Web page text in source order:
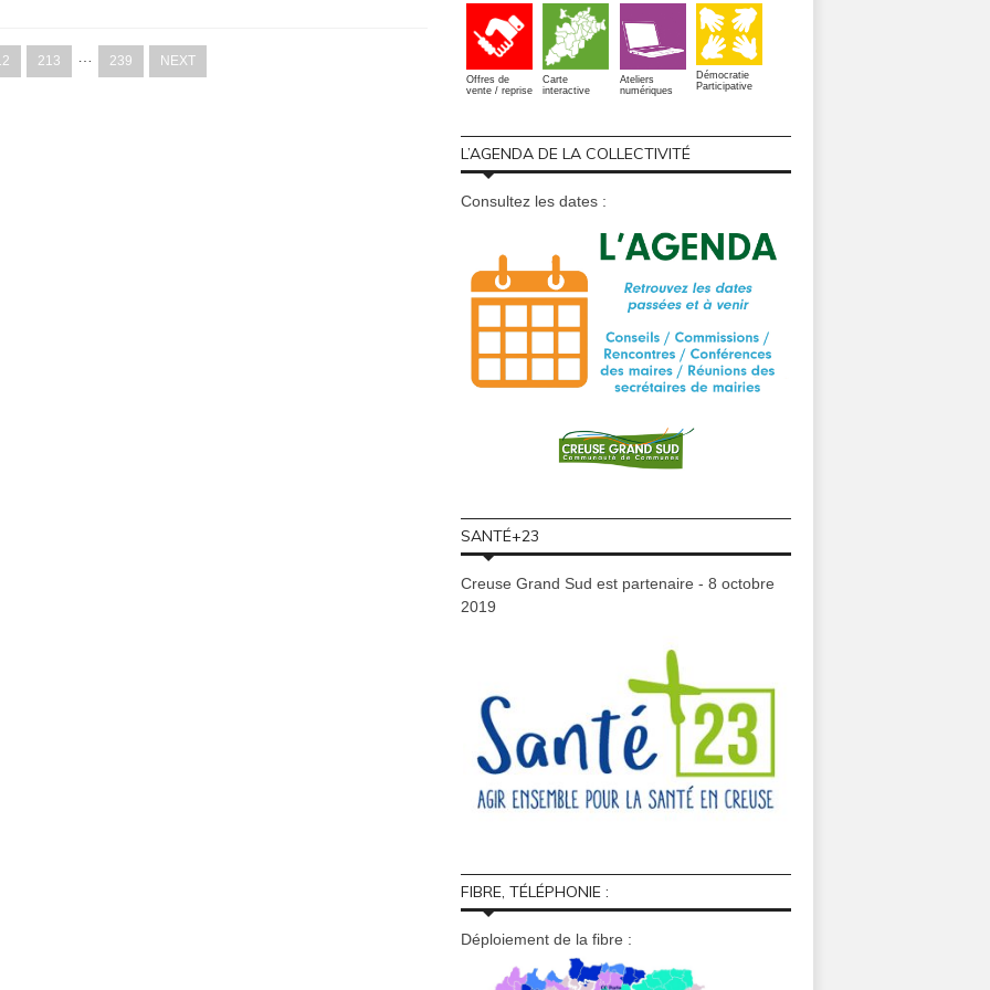
213 … 239 NEXT
Offres de
vente / reprise
Carte
interactive
Ateliers
numériques
Démocratie
Participative
L’AGENDA DE LA COLLECTIVITÉ
Consultez les dates :
SANTÉ+23
Creuse Grand Sud est partenaire - 8 octobre
2019
FIBRE, TÉLÉPHONIE :
Déploiement de la fibre :